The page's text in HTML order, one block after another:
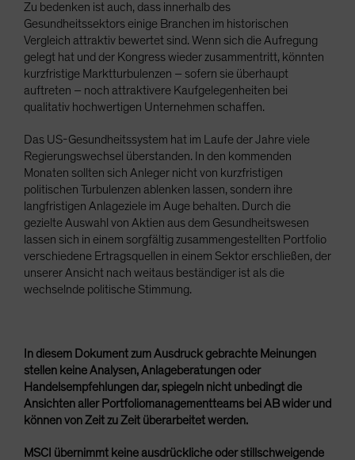
Zu bedenken ist auch, dass innerhalb des
Gesundheitssektors einige Branchen im historischen
Vergleich attraktiv bewertet sind. Wenn sich die Aufregung
gelegt hat und der Kongress wieder zusammentritt, könnten
kurzfristige Marktturbulenzen – sofern sie überhaupt
auftreten – noch attraktivere Kaufgelegenheiten bei
qualitativ hochwertigen Unternehmen schaffen.
Das US-Gesundheitssystem hat im Laufe der Jahre viele
Regierungswechsel überstanden. In den kommenden
Monaten sollten sich Anleger nicht von kurzfristigen
politischen Turbulenzen ablenken lassen, sondern ihre
langfristigen Anlageziele im Auge behalten. Durch die
gezielte Auswahl von Aktien aus dem Gesundheitswesen
lassen sich in einem sorgfältig zusammengestellten Portfolio
verschiedene Ertragsquellen in einem Sektor erschließen, der
unserer Ansicht nach weitaus beständiger ist als die
wechselnde politische Stimmung.
In diesem Dokument zum Ausdruck gebrachte Meinungen
stellen keine Analysen, Anlageberatungen oder
Handelsempfehlungen dar, spiegeln nicht unbedingt die
Ansichten aller Portfoliomanagementteams bei AB wider und
können von Zeit zu Zeit überarbeitet werden.
MSCI übernimmt keine ausdrückliche oder stillschweigende